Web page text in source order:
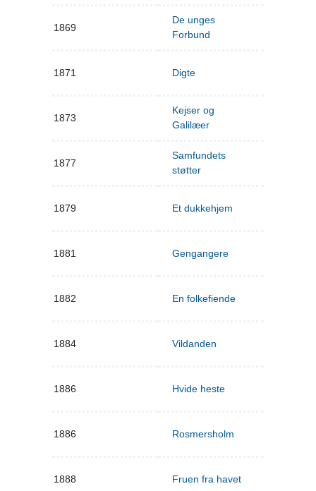
1869
De unges
Forbund
1871 Digte
1873
Kejser og
Galilæer
1877
Samfundets
støtter
1879 Et dukkehjem
1881 Gengangere
1882 En folkefiende
1884 Vildanden
1886 Hvide heste
1886 Rosmersholm
1888 Fruen fra havet